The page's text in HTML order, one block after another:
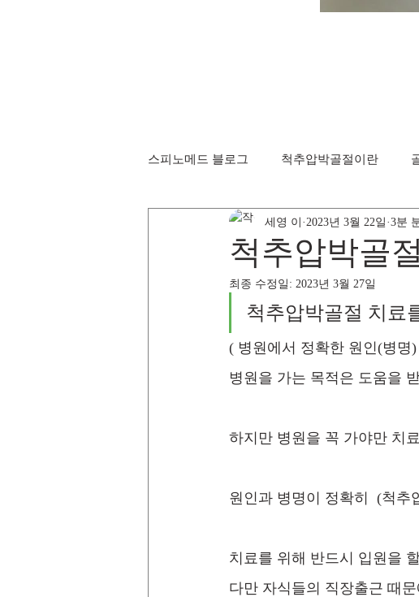
스피노메드 블로그 척추압박골절이란
척추압박골
세영 이 2023년 3월 22일 3분
최종 수정일: 2023년 3월 27일
척추압박골절 치료
( 병원에서 정확한 원인(병명
병원을 가는 목적은 도움을
하지만 병원을 꼭 가야만 치
원인과 병명이 정확히  (척추
치료를 위해 반드시 입원을
다만 자식들의 직장출근 때